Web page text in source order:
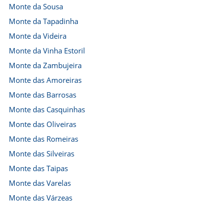
Monte da Sousa
Monte da Tapadinha
Monte da Videira
Monte da Vinha Estoril
Monte da Zambujeira
Monte das Amoreiras
Monte das Barrosas
Monte das Casquinhas
Monte das Oliveiras
Monte das Romeiras
Monte das Silveiras
Monte das Taipas
Monte das Varelas
Monte das Várzeas